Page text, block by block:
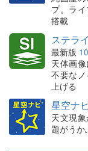
プ。ラ
搭載
ステラ
最新版
天体画
不要な
上げる
星空ナ
天文現
題がうか